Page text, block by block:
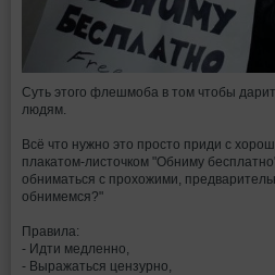
Суть этого флешмоба в том чтобы
людям.
Всё что нужно это просто приди с
плакатом-листочком "Обниму
обниматься с прохожими,
обнимемся?"
Правила:
- Идти медленно,
- Выражаться цензурно,